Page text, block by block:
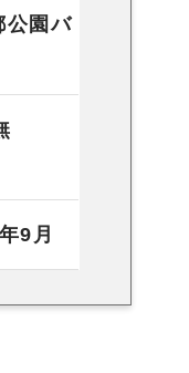
公園バ
9月